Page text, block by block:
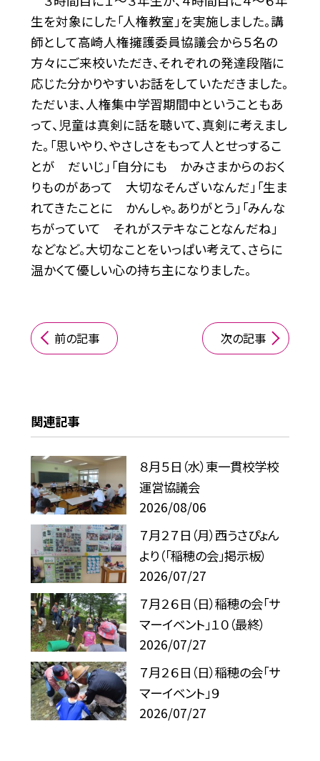
生を対象にした「人権教室」を実施しました。講
師として高崎人権擁護委員協議会から５名の
方々にご来校いただき、それぞれの発達段階に
応じた分かりやすいお話をしていただきました。
ただいま、人権集中学習期間中ということもあ
って、児童は真剣に話を聴いて、真剣に考えまし
た。「思いやり、やさしさをもって人とせっするこ
とが だいじ」「自分にも かみさまからのおく
りものがあって 大切なそんざいなんだ」「生ま
れてきたことに かんしゃ。ありがとう」「みんな
ちがっていて それがステキなことなんだね」
などなど。大切なことをいっぱい考えて、さらに
温かくて優しい心の持ち主になりました。
前の記事 次の記事
関連記事
８月５日（水）東一貫校学校
運営協議会
2026/08/06
７月２７日（月）西うさぴょん
より（「稲穂の会」掲示板）
2026/07/27
７月２６日（日）稲穂の会「サ
マーイベント」１０（最終）
2026/07/27
７月２６日（日）稲穂の会「サ
マーイベント」９
2026/07/27